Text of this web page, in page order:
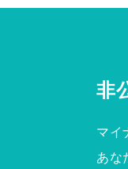
非
マイ
あな